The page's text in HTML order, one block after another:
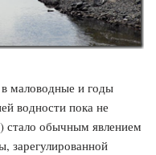
маловодные и годы
водности пока не
стало обычным явлением
зарегулированной